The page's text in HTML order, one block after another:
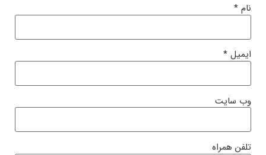
نام *
ایمیل *
وب‌ سایت
تلفن همراه